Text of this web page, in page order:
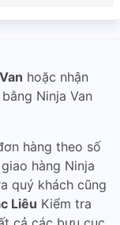
hoặc nhận
Ninja Van
hàng theo số
hàng Ninja
quý khách cũng
Liêu Kiểm tra